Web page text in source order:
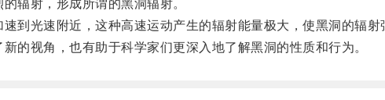
射，形成所谓的黑洞辐射。
光速附近，这种高速运动产生的辐射能量极大，使黑洞的辐射
视角，也有助于科学家们更深入地了解黑洞的性质和行为。